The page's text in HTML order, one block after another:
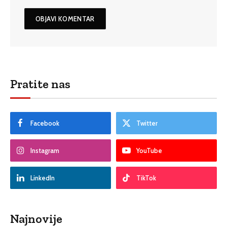
Pratite nas
Facebook Twitter
Instagram YouTube
LinkedIn TikTok
Najnovije